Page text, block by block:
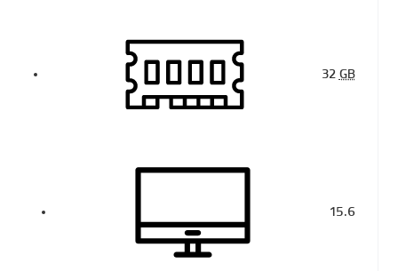
32GB
15.6